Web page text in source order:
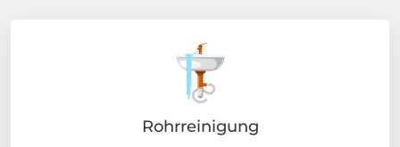
Rohrreinigung